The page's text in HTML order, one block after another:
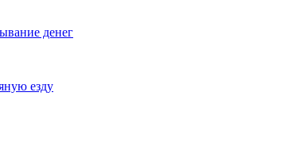
денег
езду